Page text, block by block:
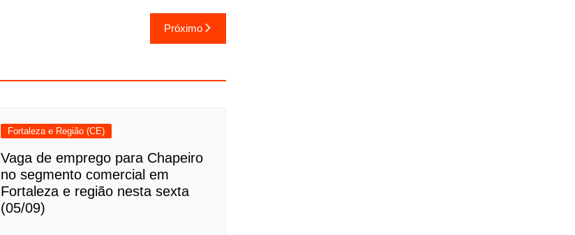
Próximo
Fortaleza e Região (CE)
Vaga de emprego para Chapeiro
no segmento comercial em
Fortaleza e região nesta sexta
(05/09)